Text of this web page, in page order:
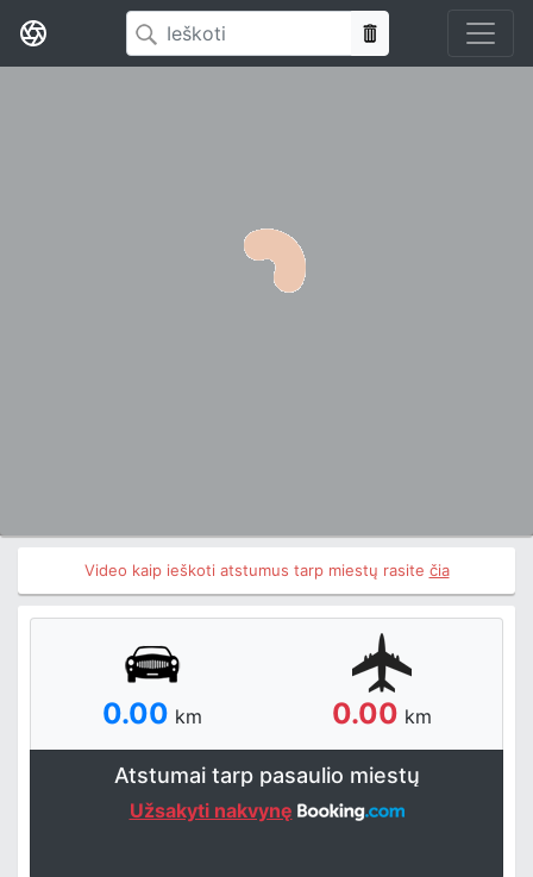
Video kaip ieškoti atstumus tarp miestų rasite čia
0.00 km 0.00 km
Atstumai tarp pasaulio miestų
Užsakyti nakvynę